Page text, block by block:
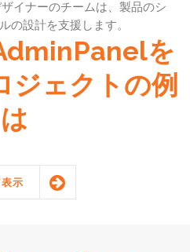
イナーのチームは、製品のシ
の設計を支援します。
を
ジェクトの例
は
示